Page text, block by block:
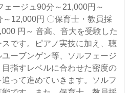
ェージュ90分～21,000円～
12,000円 〇保育士・教員採
円～ 音高、音大を受験した
です。ピアノ実技に加え、聴
ーブンゲン等、ソルフェージ
指すレベルに合わせた密度の
って進めていきます。ソルフ